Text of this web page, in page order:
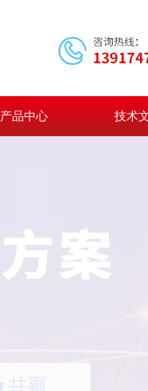
产品中心 技术